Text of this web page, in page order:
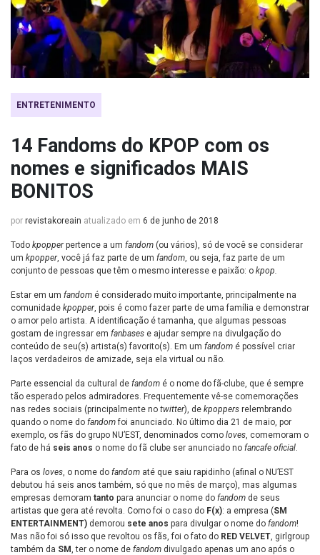
ENTRETENIMENTO
14 Fandoms do KPOP com os
nomes e significados MAIS
BONITOS
por revistakoreain atualizado em 6 de junho de 2018
Todo kpopperpertence a um fandom (ou vários), só de você se considerar
um kpopper, você já faz parte de um fandom , ou seja, faz parte de um
conjunto de pessoas que têm o mesmo interesse e paixão: o kpop.
Estar em um fandom é considerado muito importante, principalmente na
comunidade kpopper, pois é como fazer parte de uma família e demonstrar
o amor pelo artista. A identificação é tamanha, que algumas pessoas
gostam de ingressar em fanbases e ajudar sempre na divulgação do
conteúdo de seu(s) artista(s) favorito(s). Em um fandom é possível criar
laços verdadeiros de amizade, seja ela virtual ou não.
Parte essencial da cultural de fandom é o nome do fã-clube, que é sempre
tão esperado pelos admiradores. Frequentemente vê-se comemorações
nas redes sociais (principalmente no twitter), de kpoppers relembrando
quando o nome do fandomfoi anunciado. No último dia 21 de maio, por
exemplo, os fãs do grupo NU’EST, denominados como loves , comemoram o
fato de há seis anos o nome do fã clube ser anunciado no fancafe oficial
Para os loves , o nome do fandom até que saiu rapidinho (afinal o NU’EST
debutou há seis anos também, só que no mês de março), mas algumas
empresas demoram tanto para anunciar o nome do fandom de seus
artistas que gera até revolta. Como foi o caso do F(x): a empresa (SM
ENTERTAINMENT) demorou sete anos para divulgar o nome do fandom!
Mas não foi só isso que revoltou os fãs, foi o fato do RED VELVET , girlgroup
também da SM , ter o nome de fandom divulgado apenas um ano após o